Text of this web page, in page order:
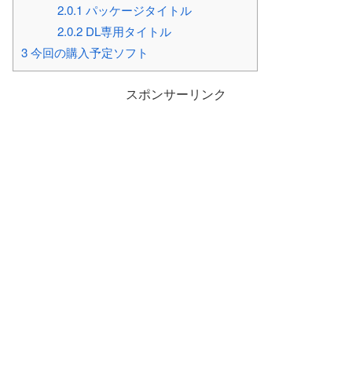
2.0.1 パッケージタイトル
2.0.2DL専用タイトル
3今回の購入予定ソフト
スポンサーリンク